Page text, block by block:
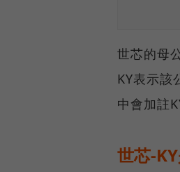
世芯的母
KY表示
中會加註
世芯-